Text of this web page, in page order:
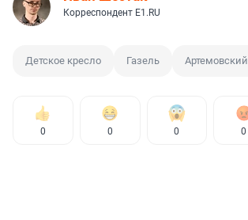
Корреспондент E1.RU
Детское кресло Газель Артемовский
0 0 0 0